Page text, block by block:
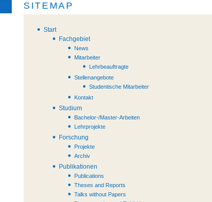
SITEMAP
Start
Fachgebiet
News
Mitarbeiter
Lehrbeauftragte
Stellenangebote
Studentische Mitarbeiter
Kontakt
Studium
Bachelor-/Master-Arbeiten
Lehrprojekte
Forschung
Projekte
Archiv
Publikationen
Publications
Theses and Reports
Talks without Papers